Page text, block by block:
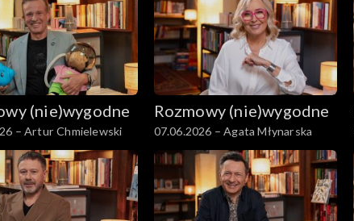
(nie)wygodne
– Artur Chmielewski
Rozmowy (nie)wygodne
07.06.2026 – Agata Młynarska